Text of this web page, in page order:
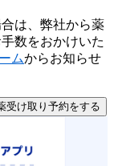
は、弊社から薬
数をおかけいた
ムからお知らせ
受け取り予約をする